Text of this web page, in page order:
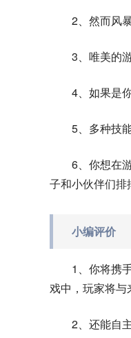
2、然而风
3、唯美的
4、如果是
5、多种技
6、你想在
子和小伙伴们
小编评价
1、你将携
戏中，玩家将
2、还能自